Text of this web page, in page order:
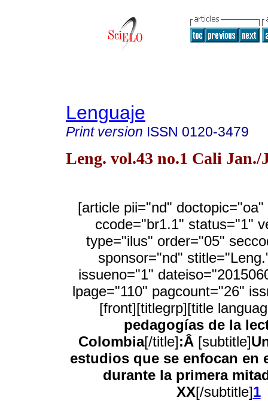
Lenguaje
Print version ISSN 0120-3479
Leng. vol.43 no.1 Cali Jan./
[article pii="nd"
ccode="br1.1" status="1"
type="ilus" order="05"
sponsor="nd"
issueno="1"
lpage="110" pagcount="26"
[front][titlegrp][title
pedagogías de la
Colombia[/title]:Â [subtitle]
estudios que se enfocan en
durante la primera
XX[/subtitle]1